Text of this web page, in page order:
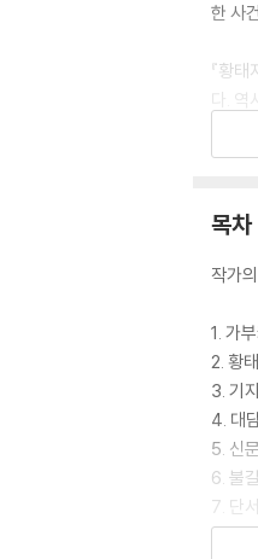
한 사
『황
다. 역
을
식이
-명성
백 년
저들
복수
목차
작가
1. 가
2. 황
3. 기
4. 대
5. 신문
6. 불
7. 단서
8. 의